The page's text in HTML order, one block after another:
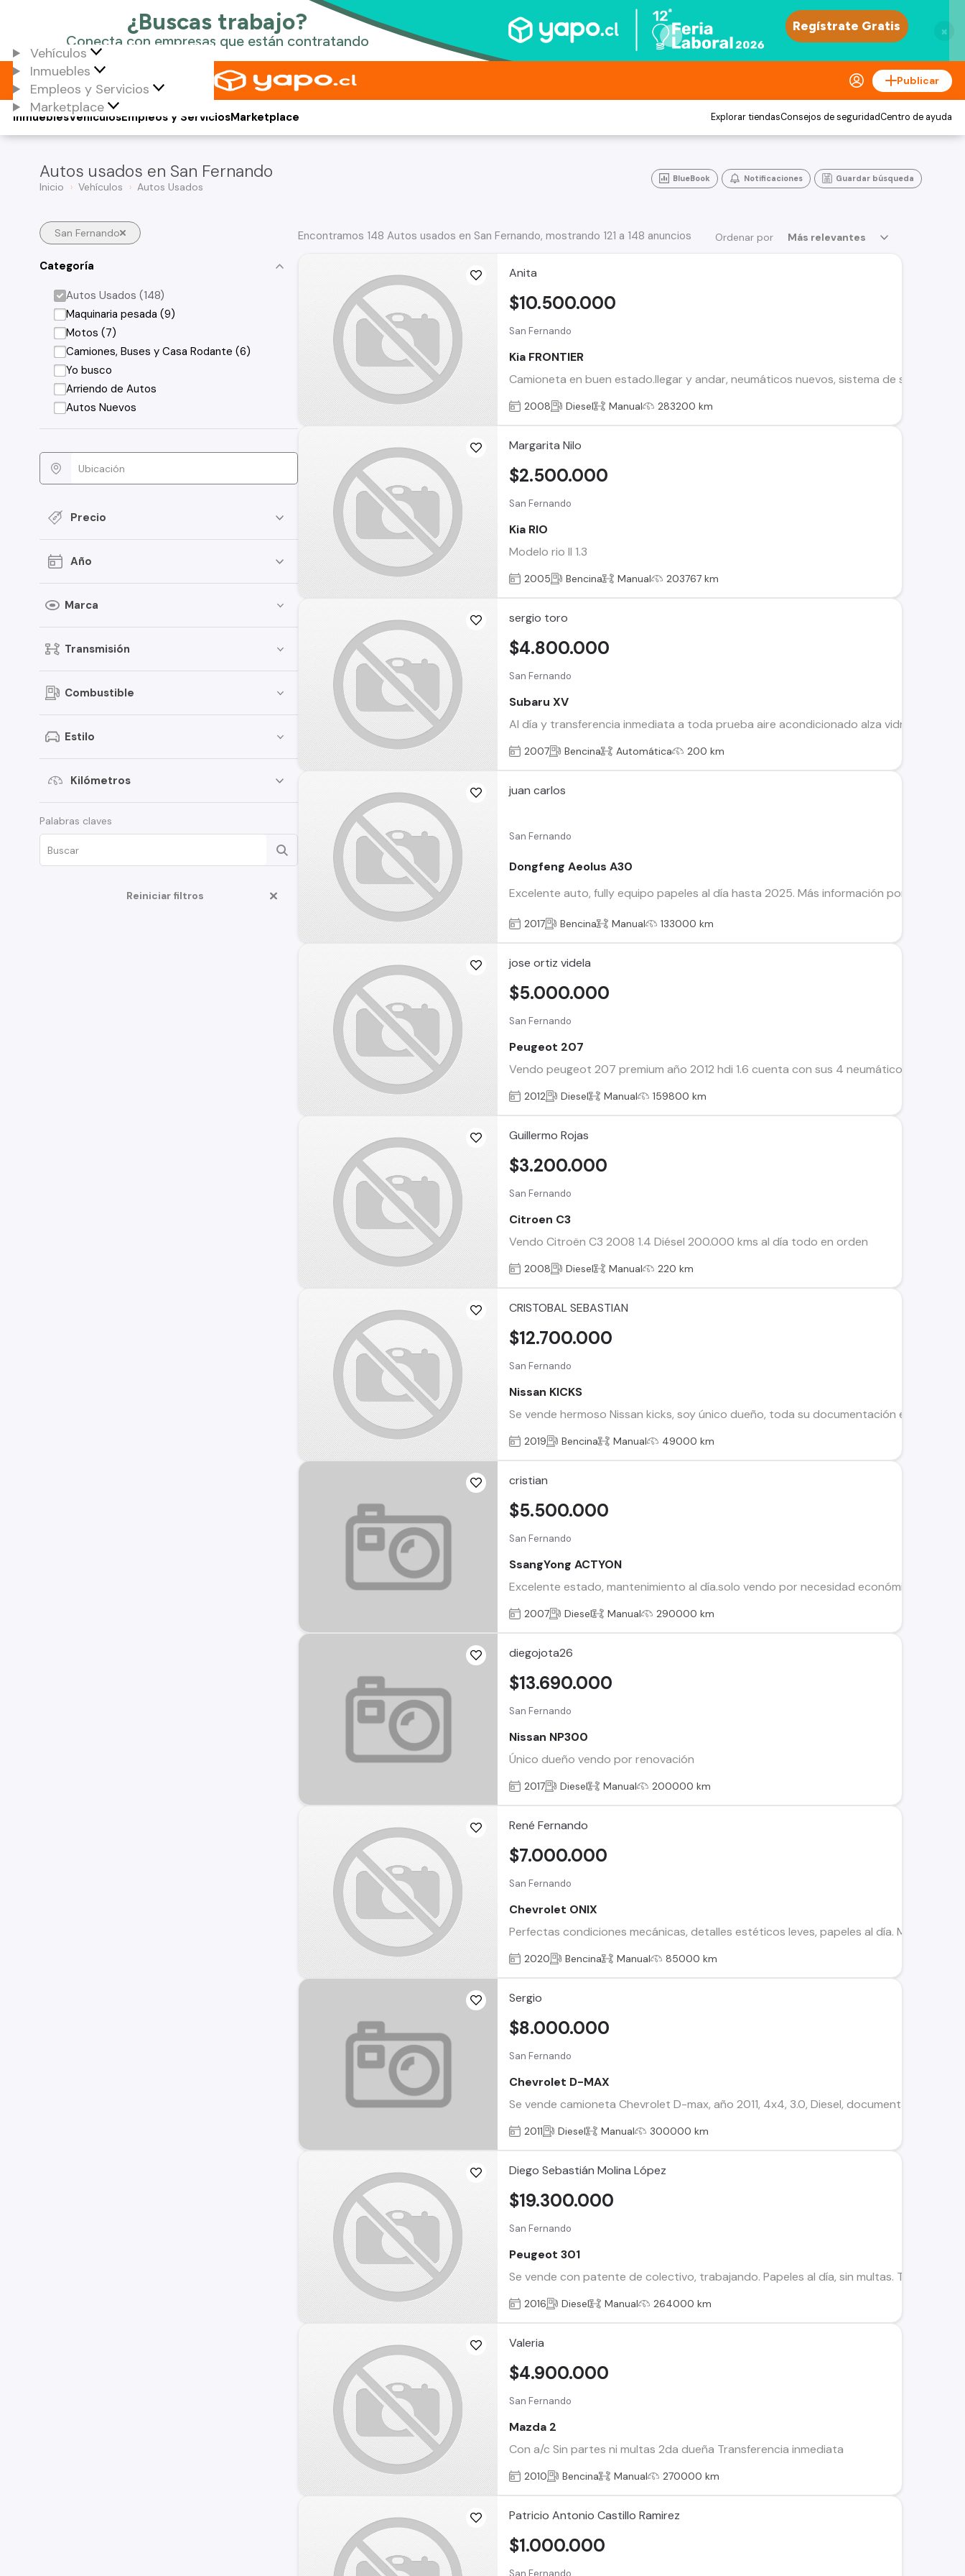
×
Vehículos
Inmuebles
Empleos y Servicios
Marketplace
Publicar
Vehículos
Inmuebles Empleos y ServiciosMarketplace Explorar tiendasConsejos de seguridadCentro de ayuda
Autos usados en San Fernando
Inicio Vehículos Autos Usados
BlueBook Notificaciones Guardar búsqueda
San Fernando
Categoría
Autos Usados (148)
Maquinaria pesada (9)
Motos (7)
Camiones, Buses y Casa Rodante (6)
Yo busco
Arriendo de Autos
Autos Nuevos
Precio
Año
Marca
Transmisión
Combustible
Estilo
Kilómetros
Palabras claves
Reiniciar filtros
Ordenar por Más relevantes
Encontramos 148 Autos usados en San Fernando, mostrando 121 a 148 anuncios
Anita
San Fernando
Kia FRONTIER
Camioneta en buen estado.llegar y andar, neumáticos nuevos, sistema de seguridad,
$10.500.000
2008 Diesel Manual 283200 km
Margarita Nilo
San Fernando
Kia RIO
Modelo rio II 1.3
$2.500.000
2005 Bencina Manual 203767 km
sergio toro
San Fernando
Subaru XV
Al día y transferencia inmediata a toda prueba aire acondicionado alza vidrios. Airbag
$4.800.000
2007 Bencina Automática 200 km
juan carlos
San Fernando
Dongfeng Aeolus A30
Excelente auto, fully equipo papeles al día hasta 2025. Más información por interno
2017 Bencina Manual 133000 km
jose ortiz videla
San Fernando
Peugeot 207
Vendo peugeot 207 premium año 2012 hdi 1.6 cuenta con sus 4 neumáticos nuevos
$5.000.000
2012 Diesel Manual 159800 km
Guillermo Rojas
San Fernando
Citroen C3
Vendo Citroën C3 2008 1.4 Diésel 200.000 kms al día todo en orden
$3.200.000
2008 Diesel Manual 220 km
CRISTOBAL SEBASTIAN
San Fernando
Nissan KICKS
Se vende hermoso Nissan kicks, soy único dueño, toda su documentación esta al
$12.700.000
2019 Bencina Manual 49000 km
cristian
San Fernando
SsangYong ACTYON
Excelente estado, mantenimiento al día.solo vendo por necesidad económica Alza
$5.500.000
2007 Diesel Manual 290000 km
diegojota26
San Fernando
Nissan NP300
Único dueño vendo por renovación
$13.690.000
2017 Diesel Manual 200000 km
René Fernando
San Fernando
Chevrolet ONIX
Perfectas condiciones mecánicas, detalles estéticos leves, papeles al día. Más
$7.000.000
2020 Bencina Manual 85000 km
Sergio
San Fernando
Chevrolet D-MAX
Se vende camioneta Chevrolet D-max, año 2011, 4x4, 3.0, Diesel, documentación al
$8.000.000
2011 Diesel Manual 300000 km
Diego Sebastián Molina López
San Fernando
Peugeot 301
Se vende con patente de colectivo, trabajando. Papeles al día, sin multas.
$19.300.000
2016 Diesel Manual 264000 km
Valeria
San Fernando
Mazda 2
Con a/c Sin partes ni multas 2da dueña Transferencia inmediata
$4.900.000
2010 Bencina Manual 270000 km
Patricio Antonio Castillo Ramirez
$1.000.000